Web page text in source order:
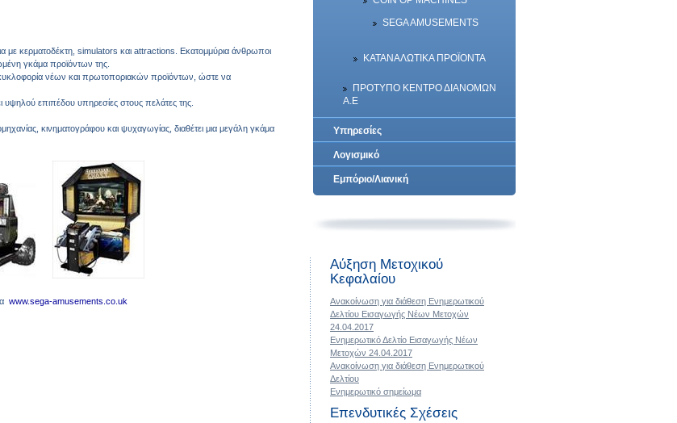
με κερματοδέκτη, simulators και attractions. Εκατομμύρια άνθρωποι
γκάμα προϊόντων της.
κυκλοφορία νέων και πρωτοποριακών προϊόντων, ώστε να
επιπέδου υπηρεσίες στους πελάτες της.
κινηματογράφου και ψυχαγωγίας, διαθέτει μια μεγάλη γκάμα
www.sega-amusements.co.uk
SEGA AMUSEMENTS
ΚΑΤΑΝΑΛΩΤΙΚΑ ΠΡΟΪΟΝΤΑ
ΠΡΟΤΥΠΟ ΚΕΝΤΡΟ ΔΙΑΝΟΜΩΝ
A.E
Υπηρεσίες
Λογισμικό
Εμπόριο/Λιανική
Αύξηση Μετοχικού
Κεφαλαίου
Ανακοίνωση για διάθεση Ενημερωτικού
Δελτίου Εισαγωγής Νέων Μετοχών
24.04.2017
Ενημερωτικό Δελτίο Εισαγωγής Νέων
Μετοχών 24.04.2017
Ανακοίνωση για διάθεση Ενημερωτικού
Δελτίου
Ενημερωτικό σημείωμα
Επενδυτικές Σχέσεις